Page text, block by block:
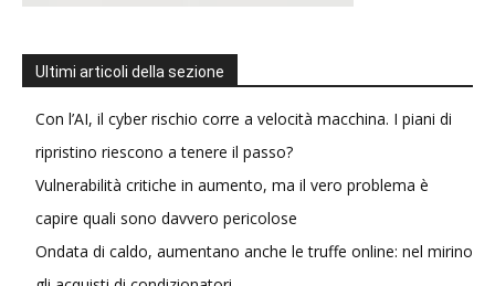
Ultimi articoli della sezione
Con l’AI, il cyber rischio corre a velocità macchina. I piani di
ripristino riescono a tenere il passo?
Vulnerabilità critiche in aumento, ma il vero problema è
capire quali sono davvero pericolose
Ondata di caldo, aumentano anche le truffe online: nel mirino